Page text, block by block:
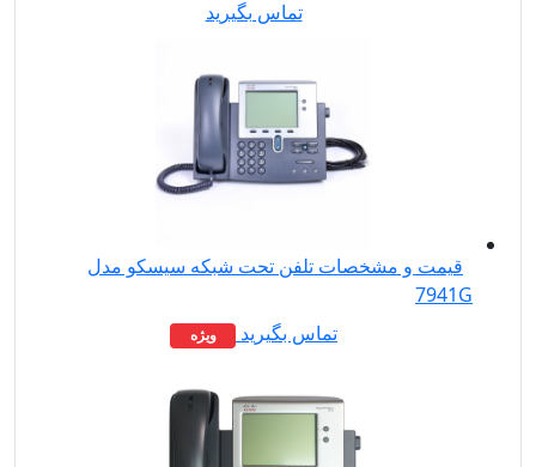
تماس بگیرید
قیمت و مشخصات تلفن تحت شبکه سیسکو مدل
7941G
تماس بگیرید
ویژه